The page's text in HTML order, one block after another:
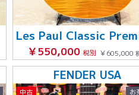
￥550,000税別 ￥605,000
FENDER USA
中古 お